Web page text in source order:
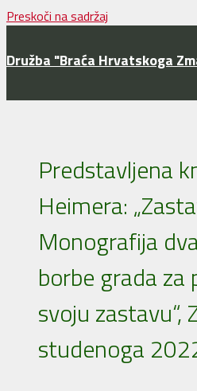
Preskoči na sadržaj
Družba "Braća Hrvatskoga
Predstavljena
Heimera:
Monografija
borbe grada za
svoju zastavu“,
studenoga